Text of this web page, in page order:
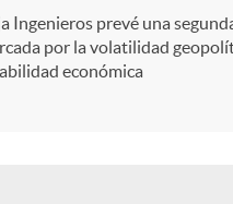
Ingenieros prevé una
por la volatilidad
económica